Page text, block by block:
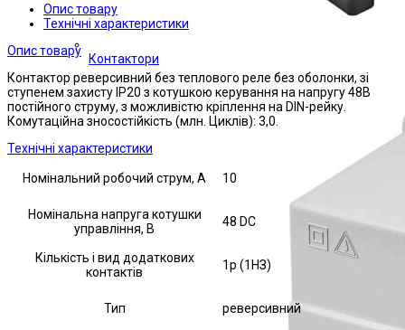
Контактори
Опис товару
Технічні характеристики
Опис товару
Контактор реверсивний без теплового реле без оболонки, зі
ступенем захисту IP20 з котушкою керування на напругу 48В
постійного струму, з можливістю кріплення на DIN-рейку.
Комутаційна зносостійкість (млн. Циклів): 3,0.
Технічні характеристики
Номінальний робочий струм, А 10
Номінальна напруга котушки
управління, В
48 DC
Кількість і вид додаткових
контактів
1р (1НЗ)
Тип реверсивний